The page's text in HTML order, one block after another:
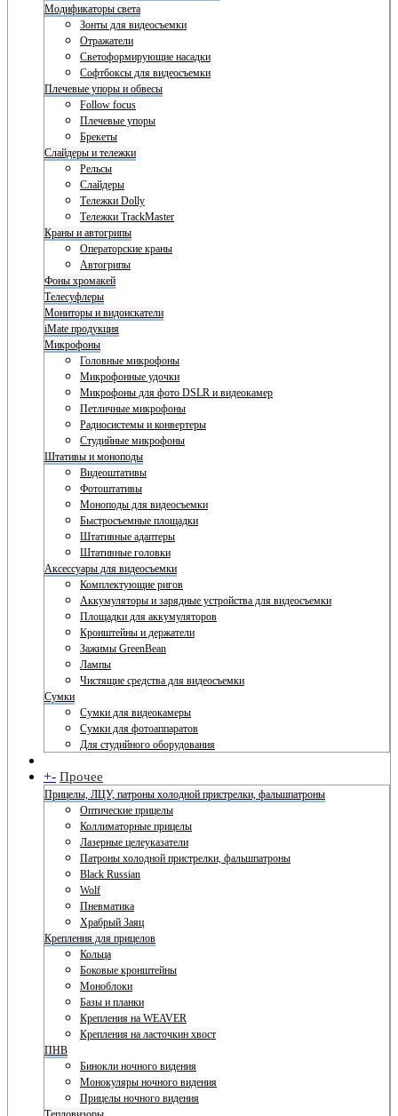
Модификаторы света
Зонты для видеосъемки
Отражатели
Светоформирующие насадки
Софтбоксы для видеосъемки
Плечевые упоры и обвесы
Follow focus
Плечевые упоры
Брекеты
Слайдеры и тележки
Рельсы
Слайдеры
Тележки Dolly
Тележки TrackMaster
Краны и автогрипы
Операторские краны
Автогрипы
Фоны хромакей
Телесуфлеры
Мониторы и видоискатели
iMate продукция
Микрофоны
Головные микрофоны
Микрофонные удочки
Микрофоны для фото DSLR и видеокамер
Петличные микрофоны
Радиосистемы и конвертеры
Студийные микрофоны
Штативы и моноподы
Видеоштативы
Фотоштативы
Моноподы для видеосъемки
Быстросъемные площадки
Штативные адаптеры
Штативные головки
Аксессуары для видеосъемки
Комплектующие ригов
Аккумуляторы и зарядные устройства для видеосъемки
Площадки для аккумуляторов
Кронштейны и держатели
Зажимы GreenBean
Лампы
Чистящие средства для видеосъемки
Сумки
Сумки для видеокамеры
Сумки для фотоаппаратов
Для студийного оборудования
+- Прочее
Прицелы, ЛЦУ, патроны холодной пристрелки, фальшпатроны
Оптические прицелы
Коллиматорные прицелы
Лазерные целеуказатели
Патроны холодной пристрелки, фальшпатроны
Black Russian
Wolf
Пневматика
Храбрый Заяц
Крепления для прицелов
Кольца
Боковые кронштейны
Моноблоки
Базы и планки
Крепления на WEAVER
Крепления на ласточкин хвост
ПНВ
Бинокли ночного видения
Монокуляры ночного видения
Прицелы ночного видения